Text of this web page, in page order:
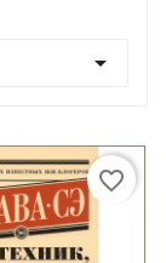

favorite_border